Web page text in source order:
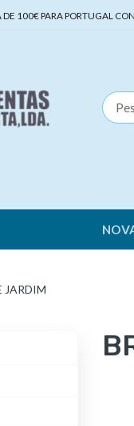
DE 100€ PARA PORTUGAL
JARDIM